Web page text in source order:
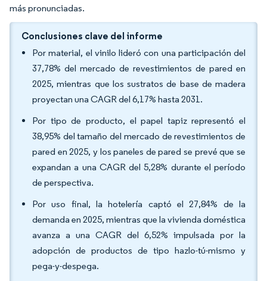
más pronunciadas.
Conclusiones clave del informe
Por material, el vinilo lideró con una participación del
37,78% del mercado de revestimientos de pared en
2025, mientras que los sustratos de base de madera
proyectan una CAGR del 6,17% hasta 2031.
Por tipo de producto, el papel tapiz representó el
38,95% del tamaño del mercado de revestimientos de
pared en 2025, y los paneles de pared se prevé que se
expandan a una CAGR del 5,28% durante el período
de perspectiva.
Por uso final, la hotelería captó el 27,84% de la
demanda en 2025, mientras que la vivienda doméstica
avanza a una CAGR del 6,52% impulsada por la
adopción de productos de tipo hazlo-tú-mismo y
pega-y-despega.